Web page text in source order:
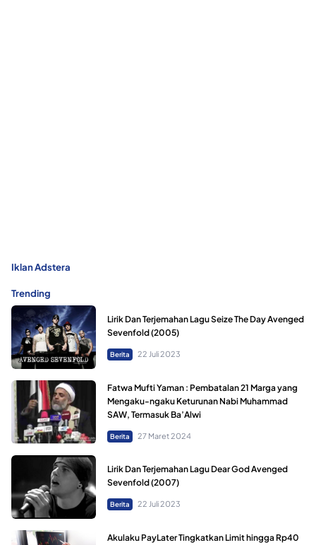
Iklan Adstera
Trending
Lirik Dan Terjemahan Lagu Seize The Day Avenged
Sevenfold (2005)
Berita 22 Juli 2023
Fatwa Mufti Yaman : Pembatalan 21 Marga yang
Mengaku-ngaku Keturunan Nabi Muhammad
SAW, Termasuk Ba’Alwi
Berita 27 Maret 2024
Lirik Dan Terjemahan Lagu Dear God Avenged
Sevenfold (2007)
Berita 22 Juli 2023
Akulaku PayLater Tingkatkan Limit hingga Rp40